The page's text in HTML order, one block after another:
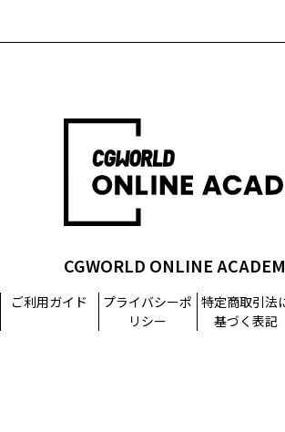
CGWORLD ONLINE
ご利用ガイド
プライバシーポ
リシー
特定商取引法
基づく表記